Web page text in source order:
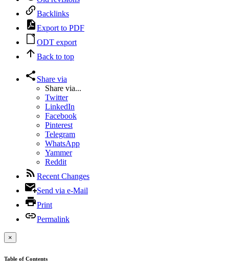
Backlinks
Export to PDF
ODT export
Back to top
Share via
Share via...
Twitter
LinkedIn
Facebook
Pinterest
Telegram
WhatsApp
Yammer
Reddit
Recent Changes
Send via e-Mail
Print
Permalink
×
Table of Contents